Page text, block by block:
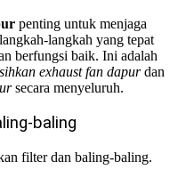
penting untuk menjaga
langkah yang tepat
berfungsi baik. Ini adalah
exhaust fan dapurdan
secara menyeluruh.
baling
filter dan baling-baling.